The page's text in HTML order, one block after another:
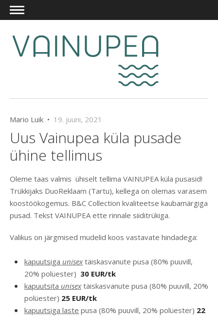
Mario Luik • 19. juuni, 2021
Uus Vainupea küla pusade
ühine tellimus
Oleme taas valmis ühiselt tellima VAINUPEA küla pusasid!
Trükkijaks DuoReklaam (Tartu), kellega on olemas varasem
koostöökogemus. B&C Collection kvaliteetse kaubamärgiga
pusad. Tekst VAINUPEA ette rinnale siiditrükiga.
Valikus on järgmised mudelid koos vastavate hindadega:
kapuutsiga unisextäiskasvanute pusa (80% puuvill,
20% polüester) 30 EUR/tk
kapuutsita unisex täiskasvanute pusa (80% puuvill, 20%
polüester) 25 EUR/tk
kapuutsiga laste pusa (80% puuvill, 20% polüester) 22